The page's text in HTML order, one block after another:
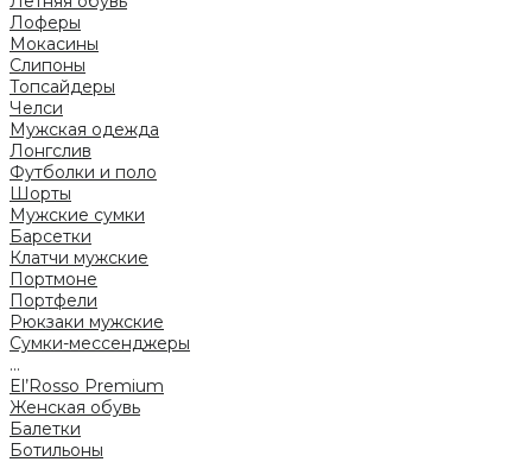
Лоферы
Мокасины
Слипоны
Топсайдеры
Челси
Мужская одежда
Лонгслив
Футболки и поло
Шорты
Мужские сумки
Барсетки
Клатчи мужские
Портмоне
Портфели
Рюкзаки мужские
Сумки-мессенджеры
...
El’Rosso Premium
Женская обувь
Балетки
Ботильоны